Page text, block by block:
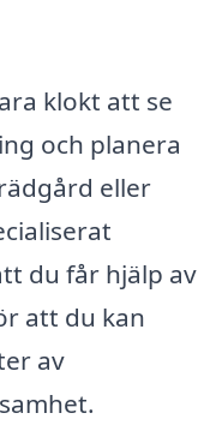
klokt att se
och planera
eller
du får hjälp av
att du kan
av